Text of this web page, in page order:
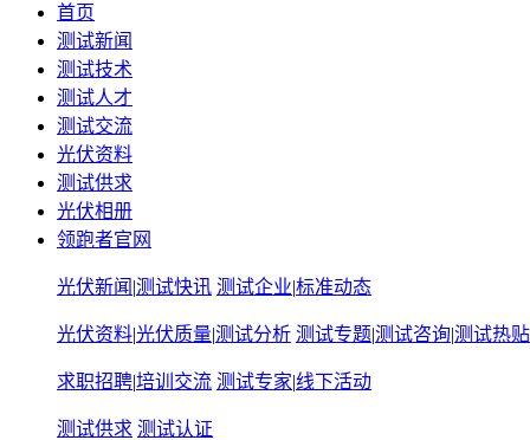
首页
测试新闻
测试技术
测试人才
测试交流
光伏资料
测试供求
光伏相册
领跑者官网
光伏新闻 |测试快讯 测试企业|标准动态
光伏资料|光伏质量|测试分析 测试专题|测试咨询|测试热贴
求职招聘|培训交流 测试专家|线下活动
测试供求 测试认证